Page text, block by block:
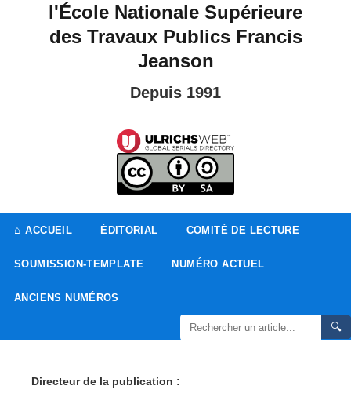
l'École Nationale Supérieure
des Travaux Publics Francis
Jeanson
Depuis 1991
ACCUEIL ÉDITORIAL COMITÉ DE LECTURE
SOUMISSION-TEMPLATE NUMÉRO ACTUEL
ANCIENS NUMÉROS
🔍
Directeur de la publication :